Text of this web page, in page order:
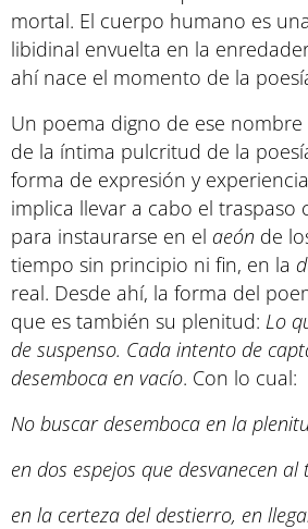
mortal. El cuerpo humano es
libidinal envuelta en la
ahí nace el momento de la
Un poema digno de ese nombre
de la íntima pulcritud de la
forma de expresión y
implica llevar a cabo el traspaso
para instaurarse en el aeón de
tiempo sin principio ni fin, en la
real. Desde ahí, la forma del
que es también su plenitud: Lo
de suspenso. Cada intento de
desemboca en vacío. Con lo cual:
No buscar desemboca en la
en dos espejos que desvanecen al
en la certeza del destierro, en